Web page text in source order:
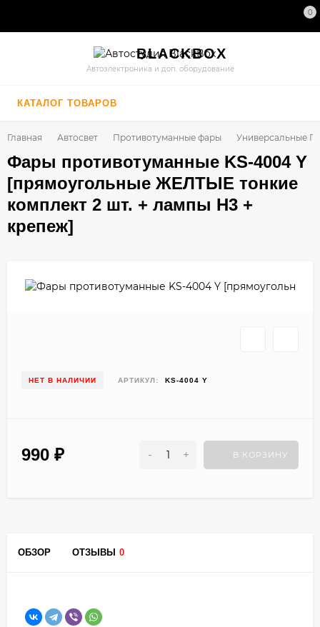
0
BLACKBOX
Автоэлектроника и доп. оборудование
КАТАЛОГ ТОВАРОВ
Главная Автосвет Противотуманные фары Универсальные
Фары противотуманные KS-4004 Y
[прямоугольные ЖЕЛТЫЕ тонкие
комплект 2 шт. + лампы H3 +
крепеж]
НЕТ В НАЛИЧИИ АРТИКУЛ: KS-4004 Y
990 ₽ - + В КОРЗИНУ
ОБЗОР ОТЗЫВЫ 0